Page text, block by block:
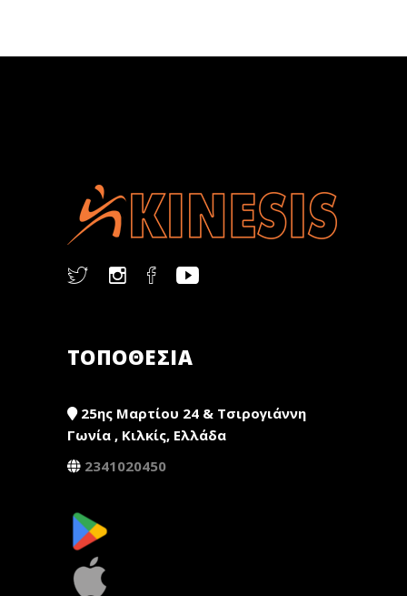
ΤΟΠΟΘΕΣΙΑ
25ης Μαρτίου 24 & Τσιρογιάννη
Γωνία , Κιλκίς, Ελλάδα
2341020450